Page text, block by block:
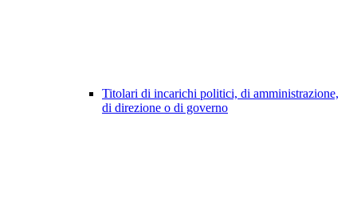
Titolari di incarichi politici, di amministrazione,
di direzione o di governo